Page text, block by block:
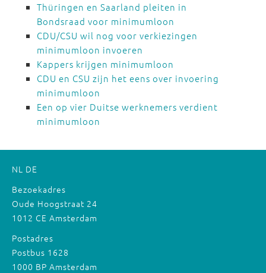
Thüringen en Saarland pleiten in
Bondsraad voor minimumloon
CDU/CSU wil nog voor verkiezingen
minimumloon invoeren
Kappers krijgen minimumloon
CDU en CSU zijn het eens over invoering
minimumloon
Een op vier Duitse werknemers verdient
minimumloon
NL DE
Bezoekadres
Oude Hoogstraat 24
1012 CE Amsterdam
Postadres
Postbus 1628
1000 BP Amsterdam